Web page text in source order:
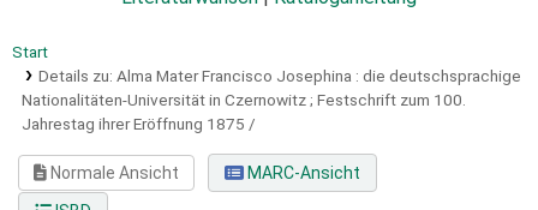
Start
Details zu: Alma Mater Francisco Josephina : die deutschsprachige
Nationalitäten-Universität in Czernowitz ; Festschrift zum 100.
Jahrestag ihrer Eröffnung 1875 /
Normale Ansicht
MARC-Ansicht